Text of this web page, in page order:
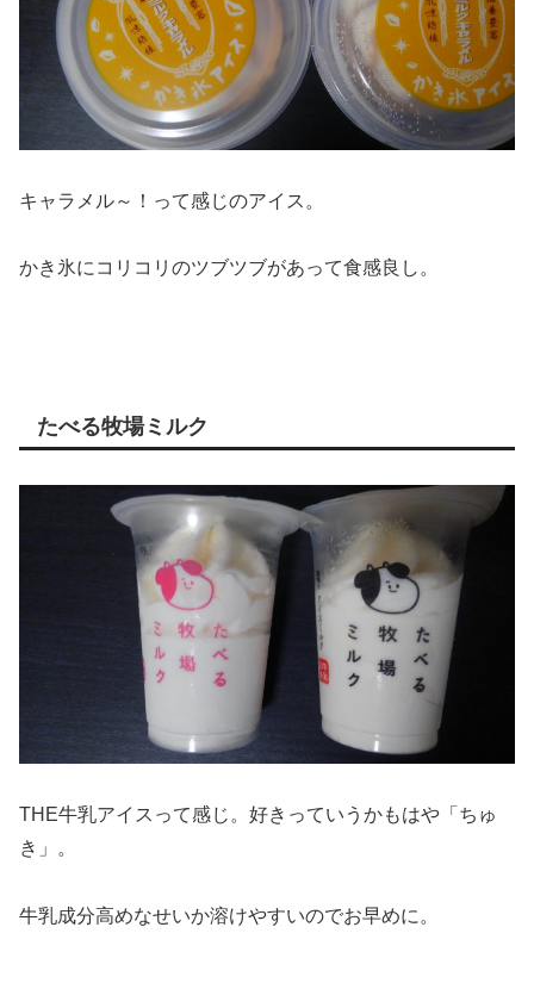
キャラメル～！って感じのアイス。
かき氷にコリコリのツブツブがあって食感良し。
たべる牧場ミルク
THE牛乳アイスって感じ。好きっていうかもはや「ちゅ
き」。
牛乳成分高めなせいか溶けやすいのでお早めに。